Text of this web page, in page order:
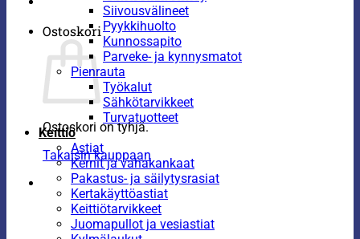
Ostoskori
Ostoskori on tyhjä.
Takaisin kauppaan
Siivousvälineet
Pyykkihuolto
Kunnossapito
Parveke- ja kynnysmatot
Pienrauta
Työkalut
Sähkötarvikkeet
Turvatuotteet
Keittiö
Astiat
Kernit ja vahakankaat
Pakastus- ja säilytysrasiat
Kertakäyttöastiat
Keittiötarvikkeet
Juomapullot ja vesiastiat